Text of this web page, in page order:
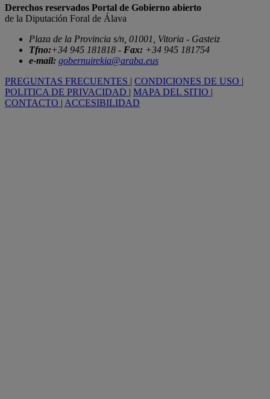
Derechos reservados Portal de Gobierno abierto
de la Diputación Foral de Álava
Plaza de la Provincia s/n, 01001, Vitoria - Gasteiz
Tfno:+34 945 181818 - Fax: +34 945 181754
e-mail: gobernuirekia@araba.eus
PREGUNTAS FRECUENTES | CONDICIONES DE USO |
POLITICA DE PRIVACIDAD | MAPA DEL SITIO |
CONTACTO | ACCESIBILIDAD